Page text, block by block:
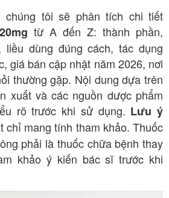
chúng tôi sẽ phân tích chi tiết
từ A đến Z: thành phần,
dùng đúng cách, tác dụng
giá bán cập nhật năm 2026, nơi
thường gặp. Nội dung dựa trên
xuất và các nguồn dược phẩm
rõ trước khi sử dụng. Lưu ý
chỉ mang tính tham khảo. Thuốc
phải là thuốc chữa bệnh thay
khảo ý kiến bác sĩ trước khi